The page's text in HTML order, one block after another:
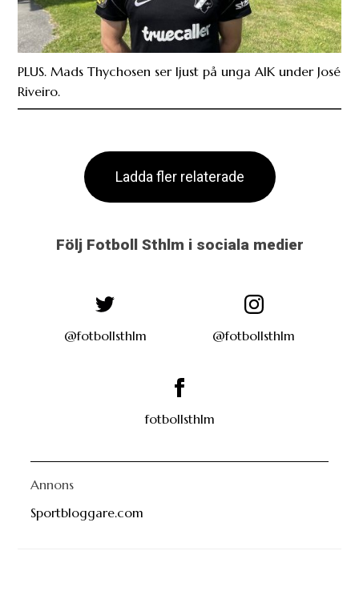
PLUS. Mads Thychosen ser ljust på unga AIK under José
Riveiro.
Ladda fler relaterade
Följ Fotboll Sthlm i sociala medier
@fotbollsthlm @fotbollsthlm
fotbollsthlm
Annons
Sportbloggare.com